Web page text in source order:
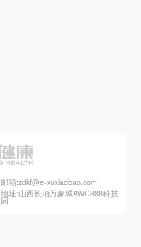
邮箱:zdkf@e-xuxiaobao.com
地址:山西长治万象城AWC888科技
园